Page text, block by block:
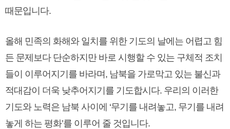
때문입니다.
올해 민족의 화해와 일치를 위한 기도의 날에는 어렵고 힘
든 문제보다 단순하지만 바로 시행할 수 있는 구체적 조치
들이 이루어지기를 바라며, 남북을 가로막고 있는 불신과
적대감이 더욱 낮추어지기를 기도합시다. 우리의 이러한
기도와 노력은 남북 사이에 ‘무기를 내려놓고, 무기를 내려
놓게 하는 평화’를 이루어 줄 것입니다.